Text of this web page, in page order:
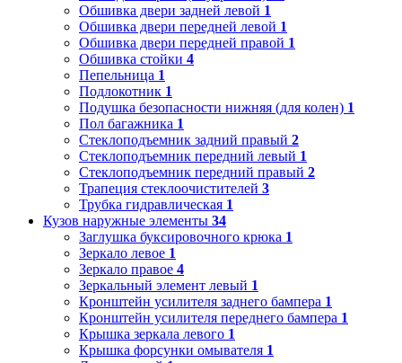
Обшивка двери задней левой 1
Обшивка двери передней левой 1
Обшивка двери передней правой 1
Обшивка стойки 4
Пепельница 1
Подлокотник 1
Подушка безопасности нижняя (для колен) 1
Пол багажника 1
Стеклоподъемник задний правый 2
Стеклоподъемник передний левый 1
Стеклоподъемник передний правый 2
Трапеция стеклоочистителей 3
Трубка гидравлическая 1
Кузов наружные элементы 34
Заглушка буксировочного крюка 1
Зеркало левое 1
Зеркало правое 4
Зеркальный элемент левый 1
Кронштейн усилителя заднего бампера 1
Кронштейн усилителя переднего бампера 1
Крышка зеркала левого 1
Крышка форсунки омывателя 1